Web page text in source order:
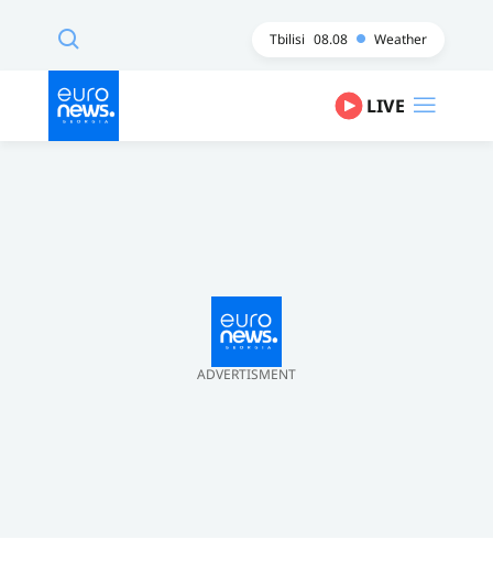
Tbilisi 08.08 Weather
LIVE
ADVERTISMENT